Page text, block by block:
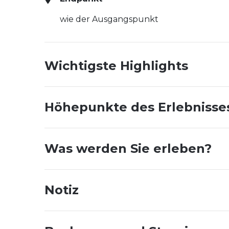
wie der Ausgangspunkt
Wichtigste Highlights
Höhepunkte des
Was werden Sie erleben?
Notiz